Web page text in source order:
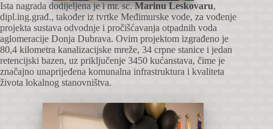
Ista nagrada dodijeljena je i mr. sc.Marinu Leskovaru,
dipl.ing.građ., također iz tvrtke Međimurske vode, za vođenje
projekta sustava odvodnje i pročišćavanja otpadnih voda
aglomeracije Donja Dubrava. Ovim projektom izgrađeno je
80,4 kilometra kanalizacijske mreže, 34 crpne stanice i jedan
retencijski bazen, uz priključenje 3450 kućanstava, čime je
značajno unaprijeđena komunalna infrastruktura i kvaliteta
života lokalnog stanovništva.